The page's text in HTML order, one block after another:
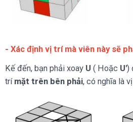
- Xác định vị trí mà viên này sẽ
Kế đến, bạn phải xoay U ( Hoặc U')
trí mặt trên bên phải, có nghĩa là